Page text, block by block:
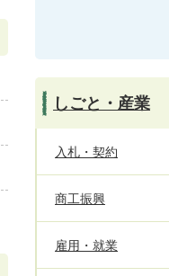
しごと・産業
入札・契約
商工振興
雇用・就業